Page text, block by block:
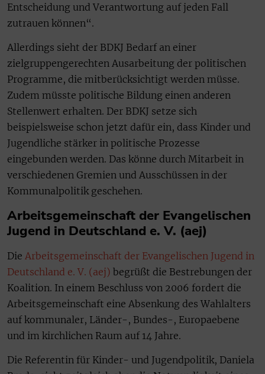
Entscheidung und Verantwortung auf jeden Fall
zutrauen können“.
Allerdings sieht der BDKJ Bedarf an einer
zielgruppengerechten Ausarbeitung der politischen
Programme, die mitberücksichtigt werden müsse.
Zudem müsste politische Bildung einen anderen
Stellenwert erhalten. Der BDKJ setze sich
beispielsweise schon jetzt dafür ein, dass Kinder und
Jugendliche stärker in politische Prozesse
eingebunden werden. Das könne durch Mitarbeit in
verschiedenen Gremien und Ausschüssen in der
Kommunalpolitik geschehen.
Arbeitsgemeinschaft der Evangelischen
Jugend in Deutschland e. V. (aej)
Die Arbeitsgemeinschaft der Evangelischen Jugend in
Deutschland e. V. (aej) begrüßt die Bestrebungen der
Koalition. In einem Beschluss von 2006 fordert die
Arbeitsgemeinschaft eine Absenkung des Wahlalters
auf kommunaler, Länder-, Bundes-, Europaebene
und im kirchlichen Raum auf 14 Jahre.
Die Referentin für Kinder- und Jugendpolitik, Daniela